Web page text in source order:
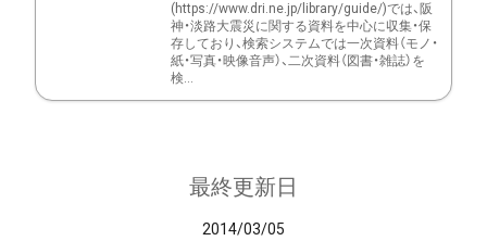
(https://www.dri.ne.jp/library/guide/)では、阪
神・淡路大震災に関する資料を中心に収集・保
存しており、検索システムでは一次資料（モノ・
紙・写真・映像音声）、二次資料（図書・雑誌）を
検...
最終更新日
2014/03/05